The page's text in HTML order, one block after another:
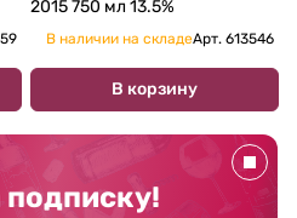
2015 750 мл 13.5%
В наличии на складеАрт. 613546
В корзину
подписку!